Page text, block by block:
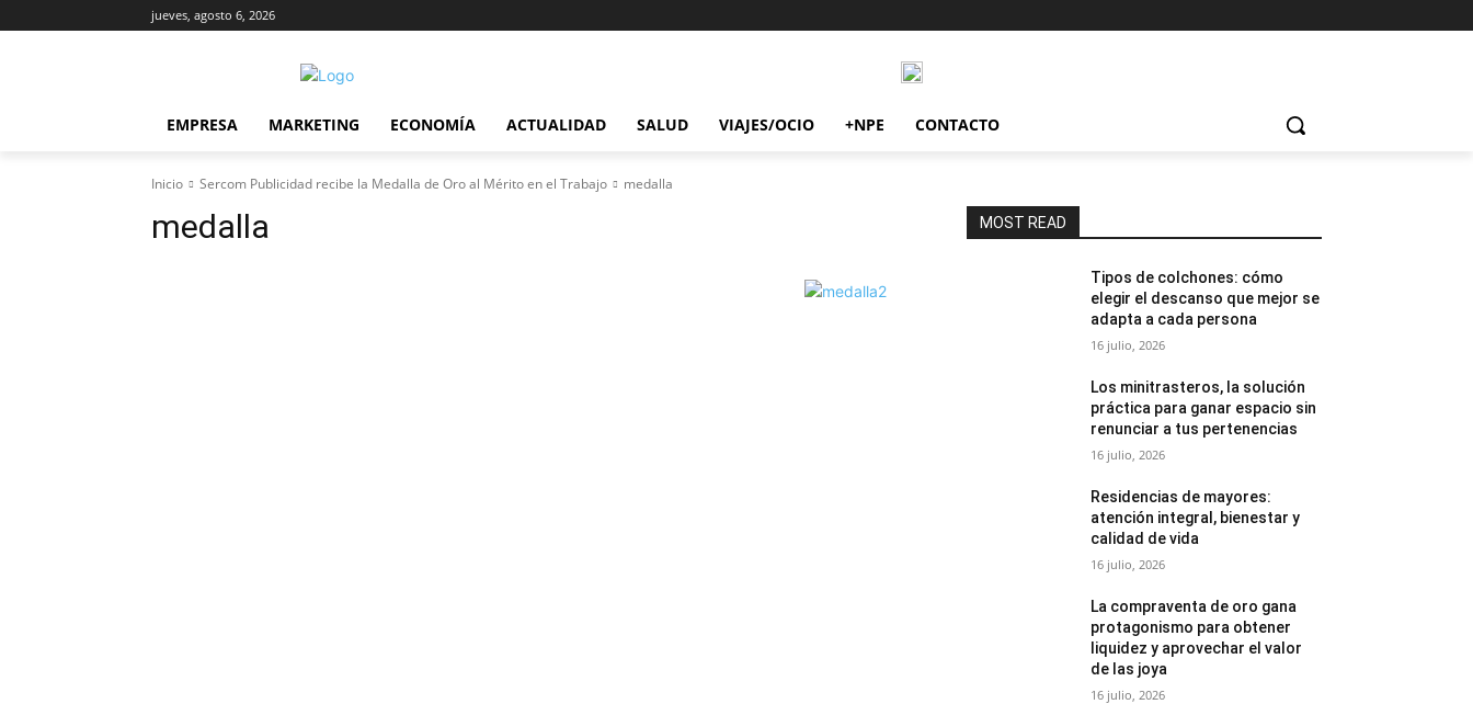
jueves, agosto 6, 2026
EMPRESA MARKETING ECONOMÍA ACTUALIDAD SALUD VIAJES/OCIO +NPE CONTACTO
Inicio Sercom Publicidad recibe la Medalla de Oro al Mérito en el Trabajo medalla
medalla MOST READ
Tipos de colchones: cómo
elegir el descanso que mejor se
adapta a cada persona
16 julio, 2026
Los minitrasteros, la solución
práctica para ganar espacio sin
renunciar a tus pertenencias
16 julio, 2026
Residencias de mayores:
atención integral, bienestar y
calidad de vida
16 julio, 2026
La compraventa de oro gana
protagonismo para obtener
liquidez y aprovechar el valor
de las joya
16 julio, 2026